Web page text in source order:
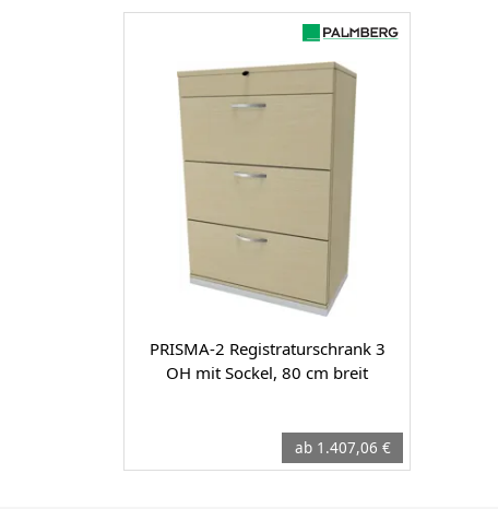
PRISMA-2 Registraturschrank 3
OH mit Sockel, 80 cm breit
ab 1.407,06 €